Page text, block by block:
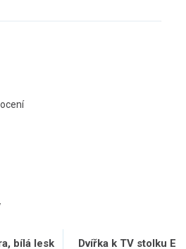
bílá lesk Dvířka k TV stolku